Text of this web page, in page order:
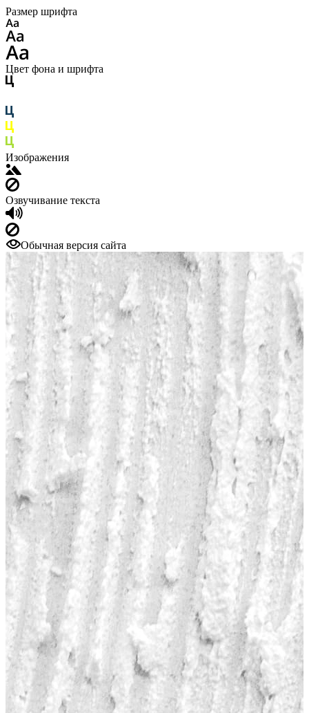
Размер шрифта
Цвет фона и шрифта
Изображения
Озвучивание текста
Обычная версия сайта